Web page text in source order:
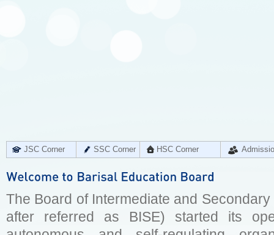
JSC Corner SSC Corner HSC Corner
The Board of Intermediate and
after referred as BISE) started its